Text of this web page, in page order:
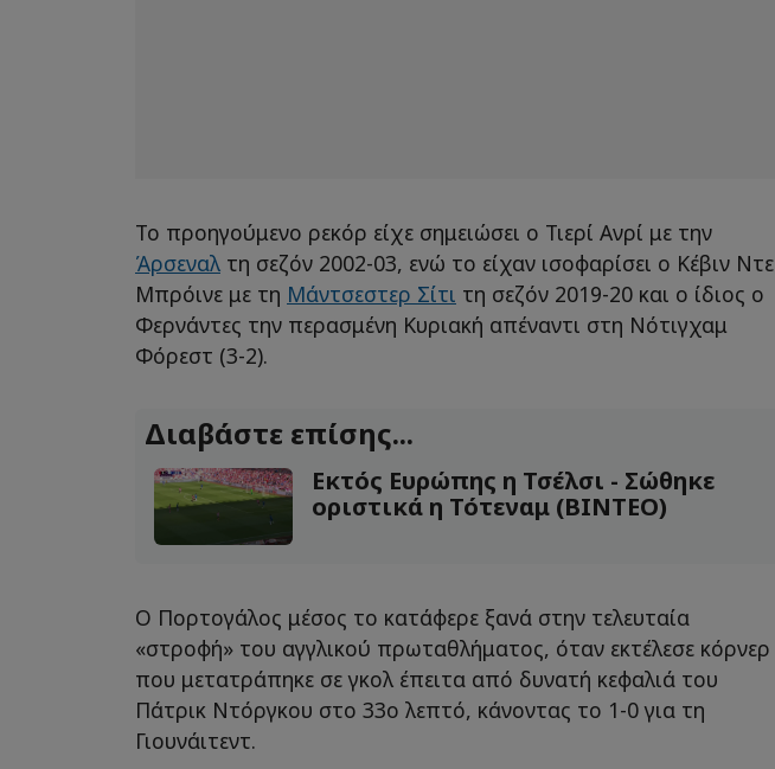
Το προηγούμενο ρεκόρ είχε σημειώσει ο Τιερί Ανρί με την
Άρσεναλ τη σεζόν 2002-03, ενώ το είχαν ισοφαρίσει ο Κέβιν Ντε
Μπρόινε με τη Μάντσεστερ Σίτι τη σεζόν 2019-20 και ο ίδιος ο
Φερνάντες την περασμένη Κυριακή απέναντι στη Νότιγχαμ
Φόρεστ (3-2).
Διαβάστε επίσης...
Εκτός Ευρώπης η Τσέλσι - Σώθηκε
οριστικά η Τότεναμ (ΒΙΝΤΕΟ)
Ο Πορτογάλος μέσος το κατάφερε ξανά στην τελευταία
«στροφή» του αγγλικού πρωταθλήματος, όταν εκτέλεσε κόρνερ
που μετατράπηκε σε γκολ έπειτα από δυνατή κεφαλιά του
Πάτρικ Ντόργκου στο 33ο λεπτό, κάνοντας το 1-0 για τη
Γιουνάιτεντ.